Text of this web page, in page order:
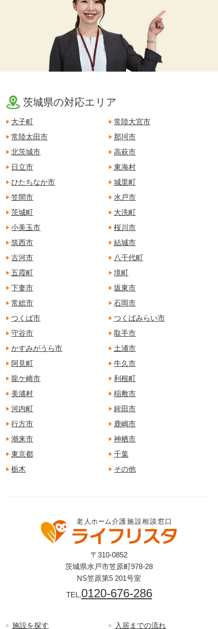
茨城県の対応エリア
大子町
常陸大宮市
常陸太田市
那珂市
北茨城市
高萩市
日立市
東海村
ひたちなか市
城里町
笠間市
水戸市
茨城町
大洗町
小美玉市
桜川市
筑西市
結城市
古河市
八千代町
五霞町
境町
下妻市
坂東市
常総市
石岡市
つくば市
つくばみらい市
守谷市
取手市
かすみがうら市
土浦市
阿見町
牛久市
龍ケ崎市
利根町
美浦村
稲敷市
河内町
鉾田市
行方市
鹿嶋市
潮来市
神栖市
東京都
千葉
栃木
その他
〒310-0852
茨城県水戸市笠原町978-28
NS笠原第5 201号室
TEL.0120-676-286
施設を探す 入居までの流れ